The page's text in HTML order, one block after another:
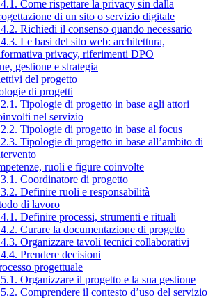
Come rispettare la privacy sin dalla
di un sito o servizio digitale
Richiedi il consenso quando necessario
Le basi del sito web: architettura,
privacy, riferimenti DPO
gestione e strategia
del progetto
di progetti
Tipologie di progetto in base agli attori
nel servizio
Tipologie di progetto in base al focus
Tipologie di progetto in base all’ambito di
ruoli e figure coinvolte
Coordinatore di progetto
Definire ruoli e responsabilità
di lavoro
Definire processi, strumenti e rituali
Curare la documentazione di progetto
Organizzare tavoli tecnici collaborativi
Prendere decisioni
progettuale
Organizzare il progetto e la sua gestione
Comprendere il contesto d’uso del servizio